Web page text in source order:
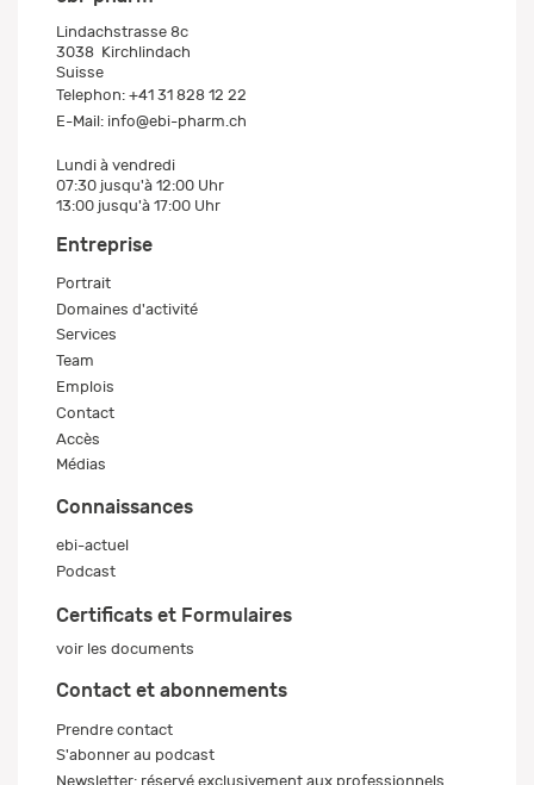
Lindachstrasse 8c
3038 Kirchlindach
Suisse
Telephon: +41 31 828 12 22
E-Mail: info@ebi-pharm.ch
Lundi à vendredi
07:30 jusqu'à 12:00 Uhr
13:00 jusqu'à 17:00 Uhr
Entreprise
Portrait
Domaines d'activité
Services
Team
Emplois
Contact
Accès
Médias
Connaissances
ebi-actuel
Podcast
Certificats et Formulaires
voir les documents
Contact et abonnements
Prendre contact
S'abonner au podcast
Newsletter: réservé exclusivement aux professionnels